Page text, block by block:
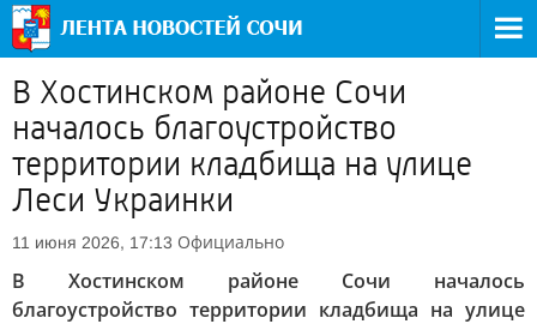
В Хостинском районе Сочи
началось благоустройство
территории кладбища на улице
Леси Украинки
11 июня 2026, 17:13 Официально
В Хостинском районе Сочи началось
благоустройство территории кладбища на улице